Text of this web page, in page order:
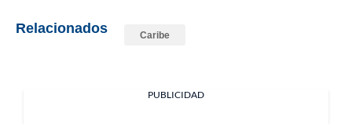
Relacionados Caribe
PUBLICIDAD